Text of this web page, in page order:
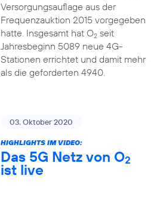
Versorgungsauflage aus der
Frequenzauktion 2015 vorgegeben
hatte. Insgesamt hat O2seit
Jahresbeginn 5089 neue 4G-
Stationen errichtet und damit mehr
als die geforderten 4940.
03. Oktober 2020
HIGHLIGHTS IM VIDEO:
Das 5G Netz von O2
ist live